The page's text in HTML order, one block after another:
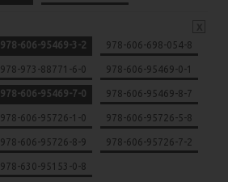
978-606-95469-3-2 978-606-698-054-8
978-973-88771-6-0 978-606-95469-0-1
978-606-95469-7-0 978-606-95469-8-7
978-606-95726-1-0 978-606-95726-5-8
978-606-95726-8-9 978-606-95726-7-2
978-630-95153-0-8